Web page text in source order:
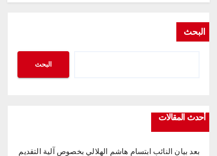
البحث
البحث
أحدث المقالات
بعد بيان النائب ابتسام هاشم الهلالي بخصوص آلية التقديم